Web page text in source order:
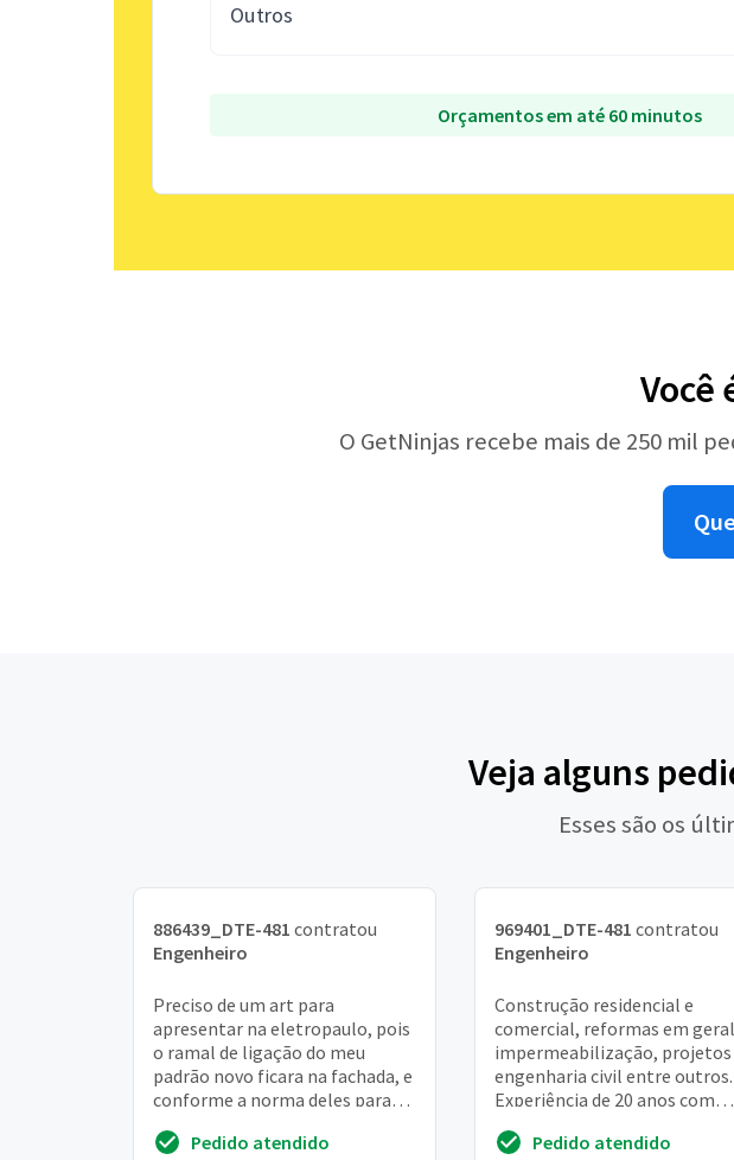
Outros
Orçamentos em até 60 minutos
Você
O GetNinjas recebe mais de 250 mil
Veja alguns
Esses são os
886439_DTE-481 contratou
Engenheiro
Preciso de um art para
apresentar na eletropaulo, pois
o ramal de ligação do meu
padrão novo ficara na fachada, e
conforme a norma deles para
necessário que um pr...
Pedido atendido
969401_DTE-481 contratou
Engenheiro
Construção residencial e
comercial, reformas em
impermeabilização, projetos
engenharia civil entre outros.
Experiência de 20 anos com
no RJPedido atendido